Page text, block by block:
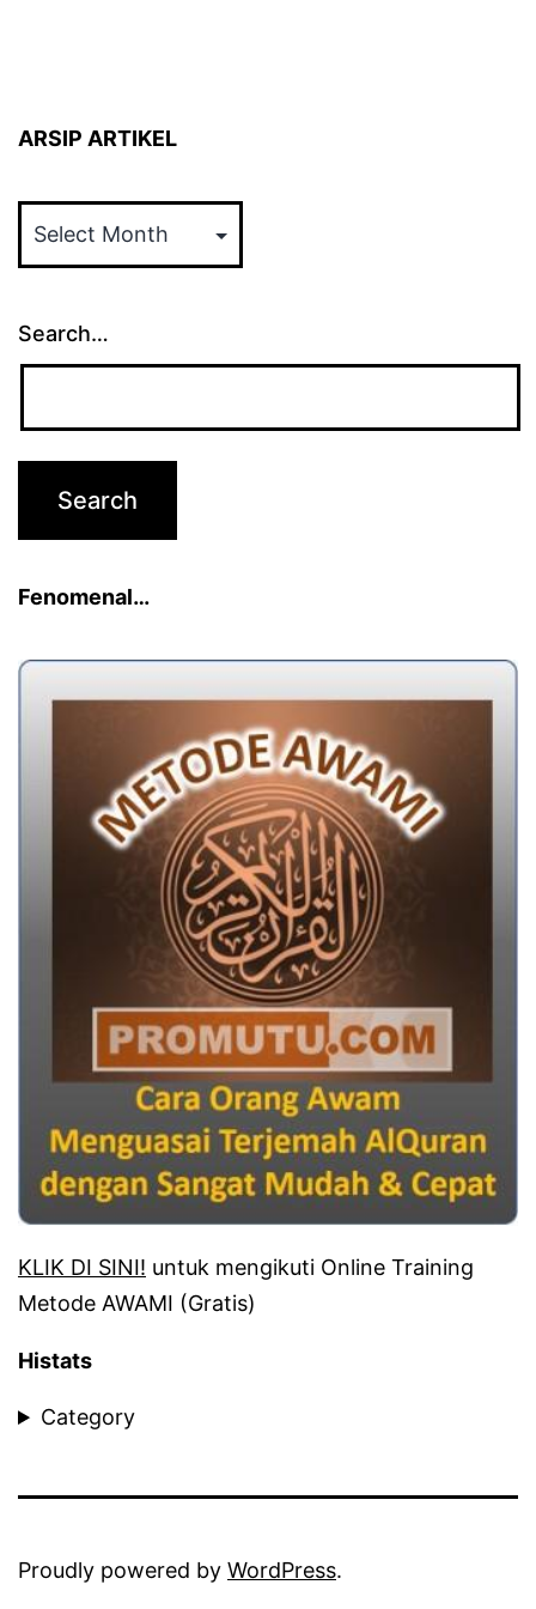
ARSIP ARTIKEL
ARTIKEL
Search…
Fenomenal…
KLIK DI SINI! untuk mengikuti Online Training
Metode AWAMI (Gratis)
Histats
Category
Proudly powered by WordPress.